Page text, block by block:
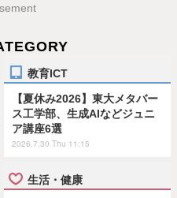
教育ICT
【夏休み2026】東大メタバー
ス工学部、生成AIなどジュニ
ア講座6選
2026.7.30 Thu 11:15
生活・健康